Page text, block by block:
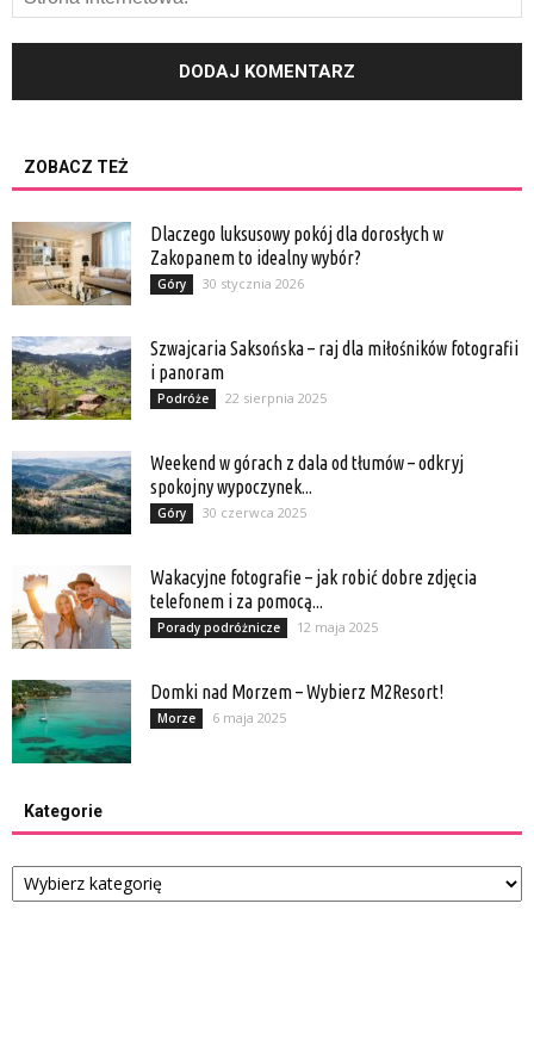
ZOBACZ TEŻ
Dlaczego luksusowy pokój dla dorosłych w
Zakopanem to idealny wybór?
Góry 30 stycznia 2026
Szwajcaria Saksońska – raj dla miłośników fotografii
i panoram
Podróże 22 sierpnia 2025
Weekend w górach z dala od tłumów – odkryj
spokojny wypoczynek...
Góry 30 czerwca 2025
Wakacyjne fotografie – jak robić dobre zdjęcia
telefonem i za pomocą...
Porady podróżnicze 12 maja 2025
Domki nad Morzem – Wybierz M2Resort!
Morze 6 maja 2025
Kategorie
Kategorie